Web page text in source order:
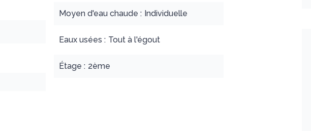
Moyen d'eau chaude Individuelle
Eaux usées Tout à l'égout
Étage 2ème